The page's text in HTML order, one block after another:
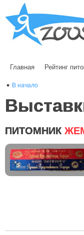
Главная Рейтинг
В начало
ПИТОМНИК